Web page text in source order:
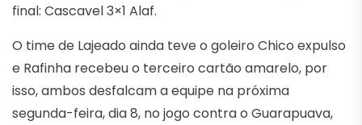
final: Cascavel 3×1 Alaf.
O time de Lajeado ainda teve o goleiro Chico expulso
e Rafinha recebeu o terceiro cartão amarelo, por
isso, ambos desfalcam a equipe na próxima
segunda-feira, dia 8, no jogo contra o Guarapuava,